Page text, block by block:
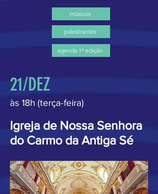
músicos
palestrantes
agenda 1ª edição
21/DEZ
às 18h (terça-feira)
Igreja de Nossa Senhora
do Carmo da Antiga Sé